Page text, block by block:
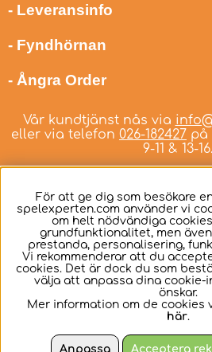
- Leveransinfo
- Fyndhörnan
- Ångra Order
Vår kundtjänst nås via
eller via telefon 026-182427 på
9-11 & 13-16.
Svenska
För att ge dig som besökare
spelexperten.com använder vi
om helt nödvändiga
grundfunktionalitet, men
prestanda, personalisering,
Vi rekommenderar att du
cookies. Det är dock du som
välja att anpassa dina cookie-
önskar.
Mer information om de cookies
här.
Anpassa Acceptera